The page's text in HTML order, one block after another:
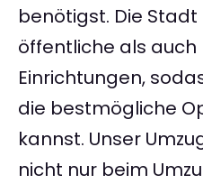
benötigst. Die
öffentliche als auch
Einrichtungen,
die bestmögliche
kannst. Unser
nicht nur beim